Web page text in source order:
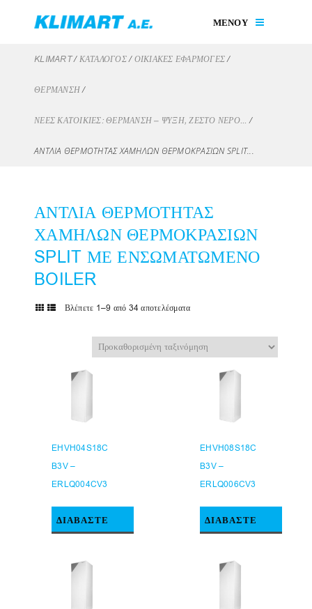
ΜΕΝΟΥ
KLIMART/ΚΑΤΑΛΟΓΟΣ/ΟΙΚΙΑΚΈΣ ΕΦΑΡΜΟΓΈΣ/
ΘΈΡΜΑΝΣΗ/
ΝΈΕΣ ΚΑΤΟΙΚΊΕΣ: ΘΈΡΜΑΝΣΗ – ΨΎΞΗ, ΖΕΣΤΌ ΝΕΡΌ... /
ΑΝΤΛΙΑ ΘΕΡΜΟΤΗΤΑΣ ΧΑΜΗΛΩΝ ΘΕΡΜΟΚΡΑΣΙΩΝ SPLIT...
ΑΝΤΛΙΑ ΘΕΡΜΟΤΗΤΑΣ
ΧΑΜΗΛΩΝ ΘΕΡΜΟΚΡΑΣΙΩΝ
SPLIT ΜΕ ΕΝΣΩΜΑΤΩΜΕΝΟ
BOILER
Βλέπετε 1–9 από 34 αποτελέσματα
EHVH04S18C
B3V –
ERLQ004CV3
ΔΙΑΒΆΣΤΕ
EHVH08S18C
B3V –
ERLQ006CV3
ΔΙΑΒΆΣΤΕ